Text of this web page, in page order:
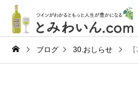
ブログ 30.おしらせ 【